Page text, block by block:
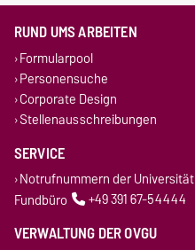
RUND UMS ARBEITEN
Formularpool
Personensuche
Corporate Design
Stellenausschreibungen
SERVICE
Notrufnummern der Universität
Fundbüro
+49 391 67-54444
VERWALTUNG DER OVGU